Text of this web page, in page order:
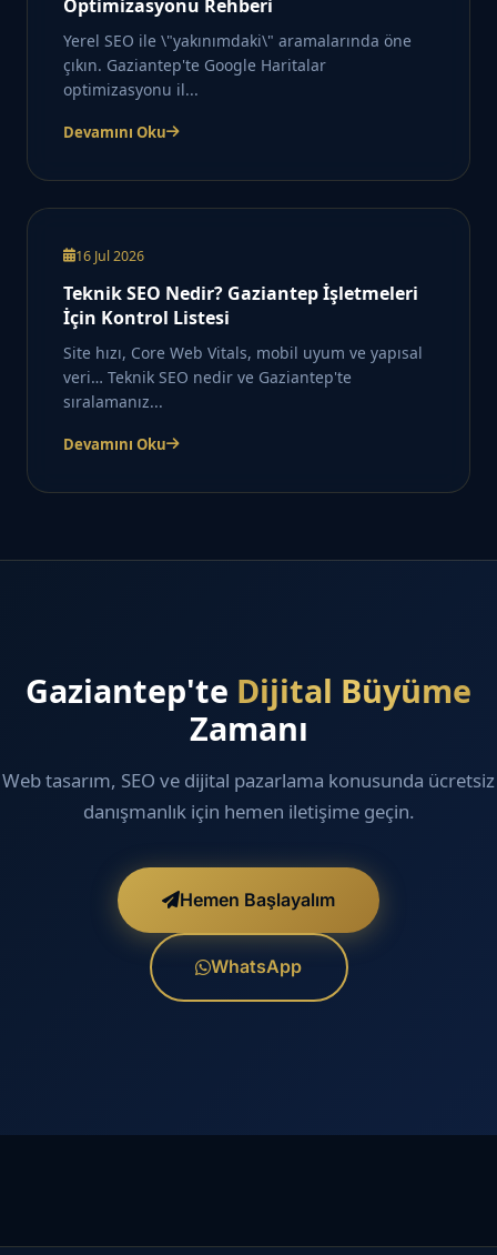
Optimizasyonu Rehberi
Yerel SEO ile \"yakınımdaki\" aramalarında öne
çıkın. Gaziantep'te Google Haritalar
optimizasyonu il...
Devamını Oku
16 Jul 2026
Teknik SEO Nedir? Gaziantep İşletmeleri
İçin Kontrol Listesi
Site hızı, Core Web Vitals, mobil uyum ve yapısal
veri… Teknik SEO nedir ve Gaziantep'te
sıralamanız...
Devamını Oku
Gaziantep'te Dijital Büyüme
Zamanı
Web tasarım, SEO ve dijital pazarlama konusunda ücretsiz
danışmanlık için hemen iletişime geçin.
Hemen Başlayalım
WhatsApp